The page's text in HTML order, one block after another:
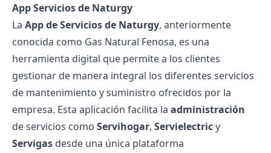
App Servicios de Naturgy
La App de Servicios de Naturgy, anteriormente
conocida como Gas Natural Fenosa, es una
herramienta digital que permite a los clientes
gestionar de manera integral los diferentes servicios
de mantenimiento y suministro ofrecidos por la
empresa. Esta aplicación facilita la administración
de servicios como Servihogar, Servielectricy
Servigas desde una única plataforma